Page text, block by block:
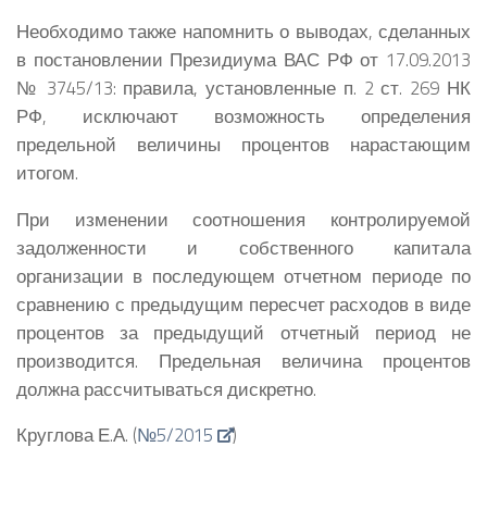
Необходимо также напомнить о выводах, сделанных
в постановлении Президиума ВАС РФ от 17.09.2013
№ 3745/13: правила, установленные п. 2 ст. 269 НК
РФ, исключают возможность определения
предельной величины процентов нарастающим
итогом.
При изменении соотношения контролируемой
задолженности и собственного капитала
организации в последующем отчетном периоде по
сравнению с предыдущим пересчет расходов в виде
процентов за предыдущий отчетный период не
производится. Предельная величина процентов
должна рассчитываться дискретно.
Круглова Е.А. (№5/2015 )